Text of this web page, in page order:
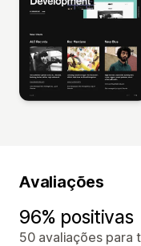
Avaliações
96% positivas
50 avaliações para